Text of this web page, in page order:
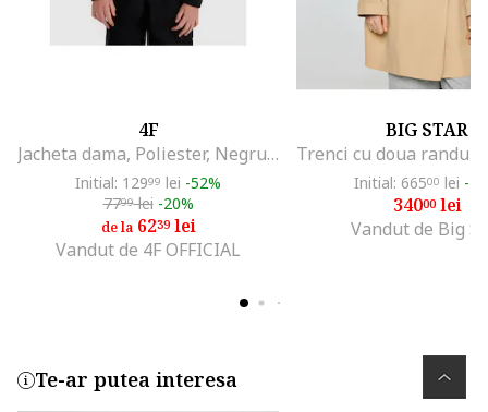
4F
Jacheta dama, Poliester, Negru 4FJRAW25TFLEF434-20S
Initial: 12999 lei -52%
7799lei -20%
de la6239lei
Vandut de 4F OFFICIAL
BIG STAR
Initial: 66500 lei -
34000lei
Vandut de Big
Te-ar putea interesa